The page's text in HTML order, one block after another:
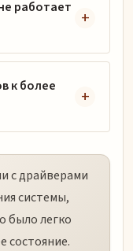
работает
к более
с драйверами
системы,
было легко
состояние.